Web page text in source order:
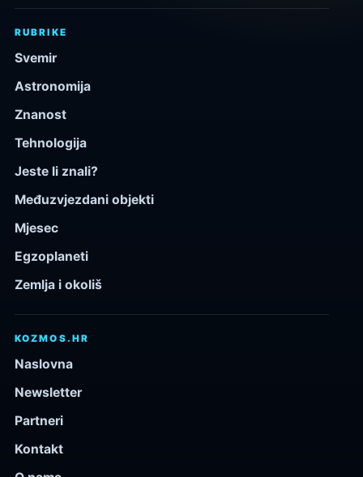
RUBRIKE
Svemir
Astronomija
Znanost
Tehnologija
Jeste li znali?
Međuzvjezdani objekti
Mjesec
Egzoplaneti
Zemlja i okoliš
KOZMOS.HR
Naslovna
Newsletter
Partneri
Kontakt